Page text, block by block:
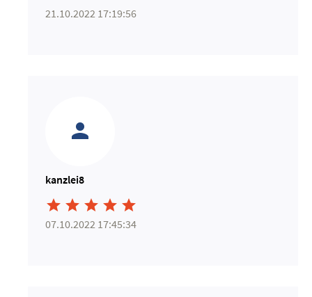
21.10.2022 17:19:56
kanzlei8
    
07.10.2022 17:45:34